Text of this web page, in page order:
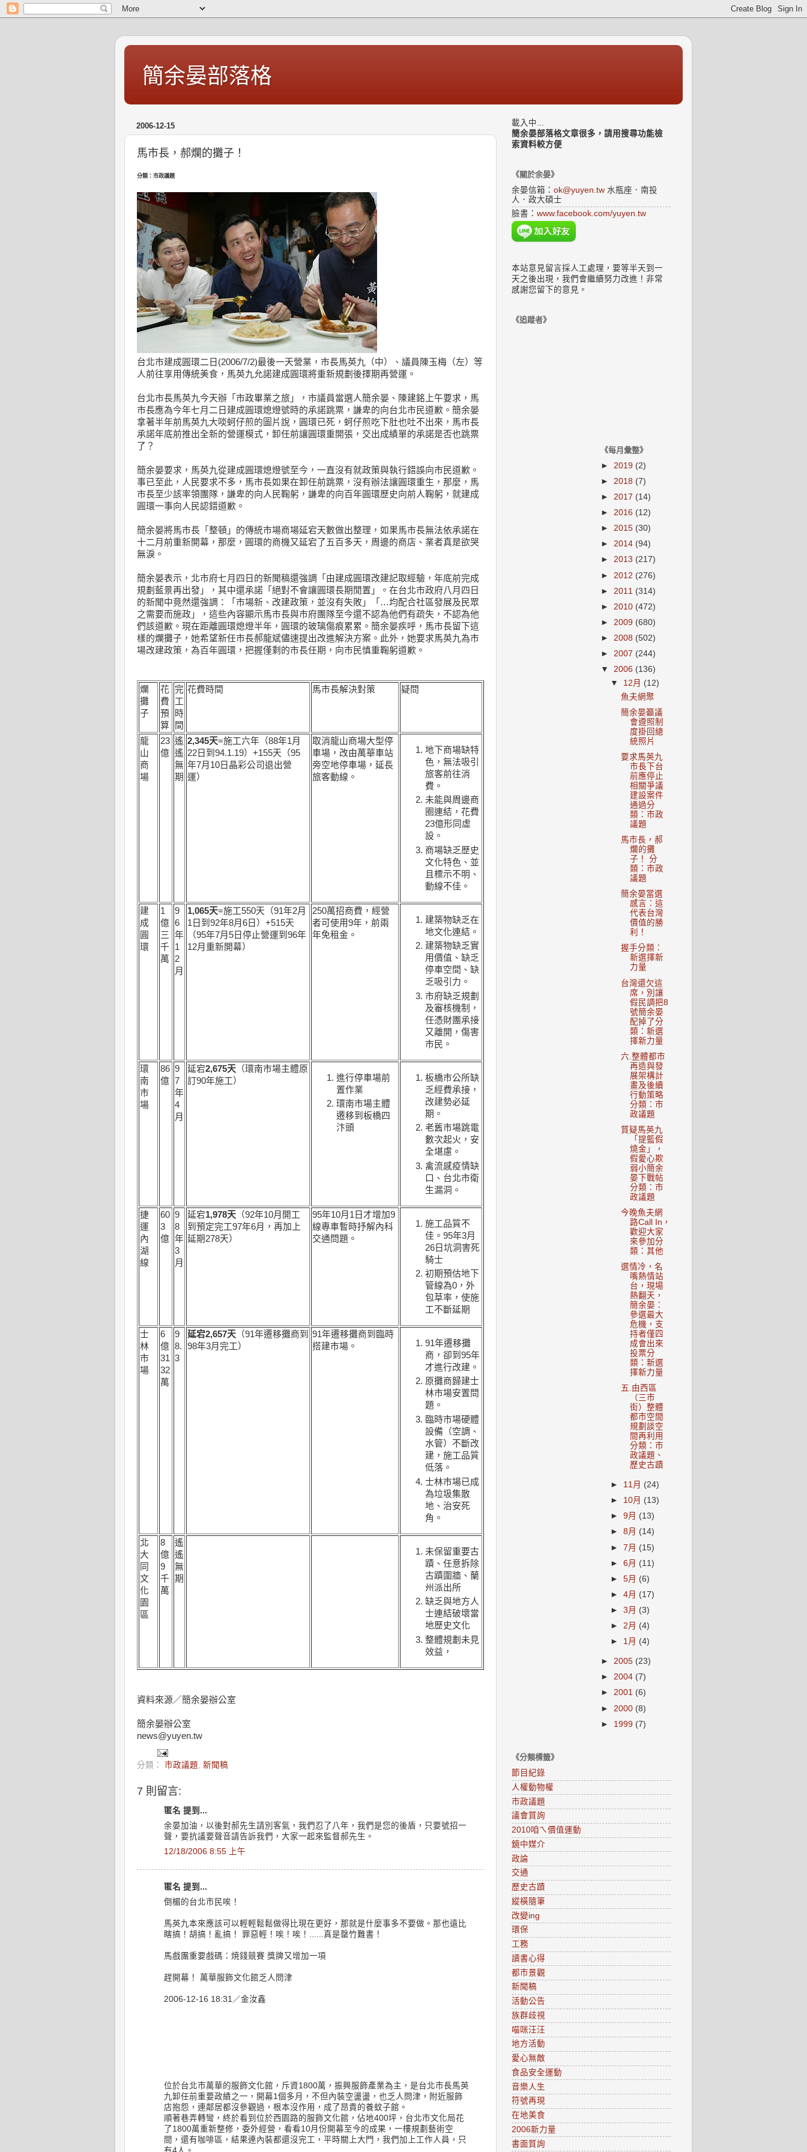
簡余晏部落格
2006-12-15
馬市長，郝爛的攤子！
分類：市政議題
台北市建成圓環二日(2006/7/2)最後一天營業，市長馬英九（中）、議員陳玉梅（左）等
人前往享用傳統美食，馬英九允諾建成圓環將重新規劃後擇期再營運。
台北市長馬英九今天辦「市政畢業之旅」，市議員當選人簡余晏、陳建銘上午要求，馬
市長應為今年七月二日建成圓環熄燈號時的承諾跳票，謙卑的向台北市民道歉。簡余晏
拿著半年前馬英九大啖蚵仔煎的圖片說，圓環已死，蚵仔煎吃下肚也吐不出來，馬市長
承諾年底前推出全新的營運模式，卸任前讓圓環重開張，交出成績單的承諾是否也跳票
了？
簡余晏要求，馬英九從建成圓環熄燈號至今，一直沒有就政策與執行錯誤向市民道歉。
事已至此，人民要求不多，馬市長如果在卸任前跳票，沒有辦法讓圓環重生，那麼，馬
市長至少該率領團隊，謙卑的向人民鞠躬，謙卑的向百年圓環歷史向前人鞠躬，就建成
圓環一事向人民認錯道歉。
簡余晏將馬市長「整頓」的傳統市場商場延宕天數做出整理，如果馬市長無法依承諾在
十二月前重新開幕，那麼，圓環的商機又延宕了五百多天，周邊的商店、業者真是欲哭
無淚。
簡余晏表示，北市府七月四日的新聞稿還強調「由建成圓環改建記取經驗，年底前完成
規劃藍景再出發」，其中還承諾「絕對不會讓圓環長期閒置」。在台北市政府八月四日
的新聞中竟然還強調：「市場新、改建政策，並沒有失敗」「…均配合社區發展及民眾
之需要而施政」，這些內容顯示馬市長與市府團隊至今還不認為他們有疏失，不認為他
們該道歉。現在距離圓環熄燈半年，圓環的玻璃傷痕累累。簡余晏疾呼，馬市長留下這
樣的爛攤子，她希望新任市長郝龍斌儘速提出改進解決方案。此外，她要求馬英九為市
場改建政策，為百年圓環，把握僅剩的市長任期，向市民慎重鞠躬道歉。
爛
攤
子
花
費
預
算
完
工
時
間
花費時間 馬市長解決對策 疑問
龍
山
商
場
23
億
遙
遙
無
期
2,345天=施工六年（88年1月
22日到94.1.19）+155天（95
年7月10日晶彩公司退出營
運）
取消龍山商場大型停
車場，改由萬華車站
旁空地停車場 ，延長
旅客動線。
地下商場缺特
色，無法吸引
旅客前往消
費。
未能與周邊商
圈連結，花費
23億形同虛
設。
商場缺乏歷史
文化特色、並
且標示不明、
動線不佳。
建
成
圓
環
1
億
三
千
萬
9
6
年
1
2
月
1,065天=施工550天（91年2月
1日到92年8月6日）+515天
（95年7月5日停止營運到96年
12月重新開幕）
250萬招商費，經營
者可使用9年，前兩
年免租金。
建築物缺乏在
地文化連結。
建築物缺乏實
用價值、缺乏
停車空間、缺
乏吸引力。
市府缺乏規劃
及審核機制，
任憑財團承接
又離開，傷害
市民。
環
南
市
場
86
億
9
7
年
4
月
延宕2,675天 （環南市場主體原
訂90年施工）
進行停車場前
置作業
環南市場主體
遷移到板橋四
汴頭
板橋市公所缺
乏經費承接，
改建勢必延
期。
老舊市場跳電
數次起火，安
全堪慮。
禽流感疫情缺
口、台北市衛
生漏洞。
捷
運
內
湖
線
60
3
億
9
8
年
3
月
延宕1,978天 （92年10月開工
到預定完工97年6月，再加上
延期278天）
95年10月1日才增加9
線專車暫時抒解內科
交通問題。
施工品質不
佳。95年3月
26日坑洞害死
騎士
初期預估地下
管線為0，外
包草率，使施
工不斷延期
士
林
市
場
6
億
31
32
萬
9
8.
3
延宕2,657天 （91年遷移攤商到
98年3月完工）
91年遷移攤商到臨時
搭建市場。
91年遷移攤
商，卻到95年
才進行改建。
原攤商歸建士
林市場安置問
題。
臨時市場硬體
設備（空調、
水管）不斷改
建，施工品質
低落。
士林市場已成
為垃圾集散
地、治安死
角。
北
大
同
文
化
園
區
8
億
9
千
萬
遙
遙
無
期
未保留重要古
蹟、任意拆除
古蹟圍牆、蘭
州派出所
缺乏與地方人
士連結破壞當
地歷史文化
整體規劃未見
效益，
資料來源／簡余晏辦公室
簡余晏辦公室
news@yuyen.tw
分類： 市政議題 新聞稿
7 則留言:
匿名 提到...
余晏加油，以後對郝先生請別客氣，我們忍了八年，我們是您的後盾，只要號招一
聲，要抗議要聲音請告訴我們，大家一起來監督郝先生。
12/18/2006 8:55 上午
匿名 提到...
倒楣的台北市民唉！
馬英九本來應該可以輕輕鬆鬆做得比現在更好，那就是什麼事多不要做。那也遠比
瞎搞！胡搞！亂搞！ 罪惡輕！唉！唉！......真是罄竹難書！
馬戲團重要戲碼：焼錢競賽 獎牌又增加一項
趕開幕！ 萬華服飾文化館乏人問津
2006-12-16 18:31／金汝鑫
位於台北市萬華的服飾文化館，斥資1800萬，振興服飾產業為主，是台北市長馬英
九卸任前重要政績之一，開幕1個多月，不但內裝空盪盪，也乏人問津，附近服飾
店抱怨，連鄰居都沒參觀過，根本沒作用，成了昂貴的養蚊子館。
順著巷弄轉彎，終於看到位於西園路的服飾文化館，佔地400坪，台北市文化局花
了1800萬重新整修，委外經營，看看10月份開幕至今的成果，一樓規劃藝術空
間，還有咖啡區，結果連內裝都還沒完工，平時關上大門，我們加上工作人員，只
載入中...
簡余晏部落格文章很多，請用搜尋功能檢
索資料較方便
《關於余晏》
余晏信箱： ok@yuyen.tw 水瓶座．南投
人．政大碩士
臉書： www.facebook.com/yuyen.tw
本站意見留言採人工處理，要等半天到一
天之後出現，我們會繼續努力改進！非常
感謝您留下的意見。
《追蹤者》
《每月彙整》
► 2019 (2)
► 2018 (7)
► 2017 (14)
► 2016 (12)
► 2015 (30)
► 2014 (94)
► 2013 (217)
► 2012 (276)
► 2011 (314)
► 2010 (472)
► 2009 (680)
► 2008 (502)
► 2007 (244)
▼ 2006 (136)
▼ 12月 (12)
魚夫網聚
簡余晏籲議
會遵照制
度掛回總
統照片
要求馬英九
市長下台
前應停止
相關爭議
建設案件
通過分
類：市政
議題
馬市長，郝
爛的攤
子！ 分
類：市政
議題
簡余晏當選
感言：這
代表台灣
價值的勝
利！
握手分類：
新選擇新
力量
台灣還欠這
席，別讓
假民調把8
號簡余晏
配掉了分
類：新選
擇新力量
六.整體都市
再造與發
展架構計
畫及後續
行動策略
分類：市
政議題
質疑馬英九
「提籃假
燒金」，
假愛心欺
弱小簡余
晏下戰帖
分類：市
政議題
今晚魚夫網
路Call In，
歡迎大家
來參加分
類：其他
選情冷，名
嘴熱情站
台，現場
熱翻天，
簡余晏：
參選最大
危機，支
持者僅四
成會出來
投票分
類：新選
擇新力量
五.由西區
（三市
街）整體
都市空間
規劃談空
間再利用
分類：市
政議題、
歷史古蹟
► 11月 (24)
► 10月 (13)
►9月 (13)
►8月 (14)
►7月 (15)
►6月 (11)
►5月 (6)
►4月 (17)
►3月 (3)
►2月 (4)
► 1月 (4)
► 2005 (23)
► 2004 (7)
► 2001 (6)
► 2000 (8)
► 1999 (7)
《分類標籤》
節目紀錄
人權動物權
市政議題
議會質詢
2010咱ㄟ價值運動
鏡中媒介
政論
交通
歷史古蹟
縱橫隨筆
改變ing
環保
工務
讀書心得
都市景觀
新聞稿
活動公告
族群歧視
喵咪汪汪
地方活動
愛心無敵
食品安全運動
音樂人生
符號再現
在地美食
2006新力量
書面質詢